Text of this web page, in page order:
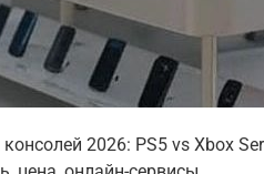
2026: PS5 vs Xbox